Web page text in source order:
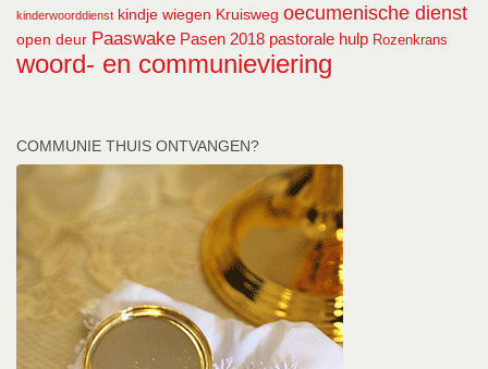
kinderwoorddienst kindje wiegen Kruisweg oecumenische dienst
open deur Paaswake Pasen 2018 pastorale hulp Rozenkrans
woord- en communieviering
COMMUNIE THUIS ONTVANGEN?